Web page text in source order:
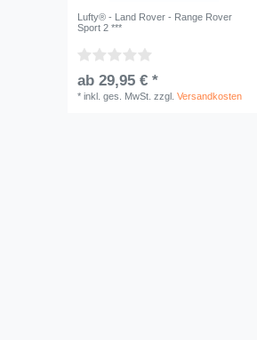
Lufty® - Land Rover - Range Rover
Sport 2 ***
ab 29,95 € *
* inkl. ges. MwSt. zzgl. Versandkosten